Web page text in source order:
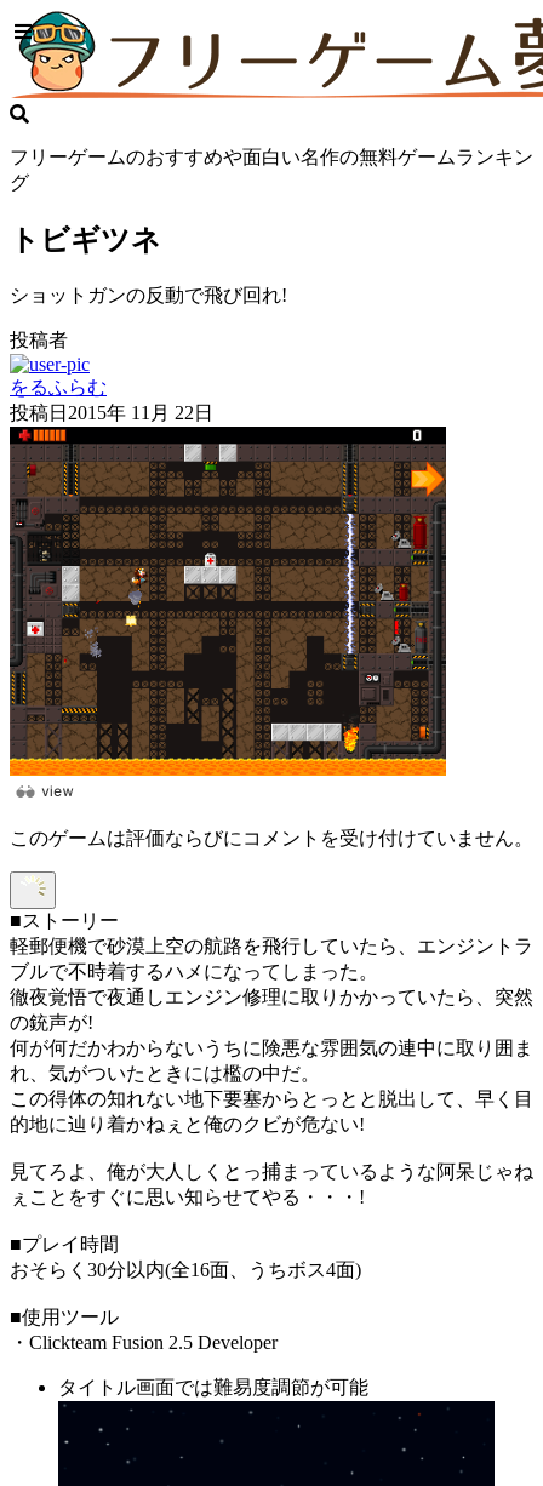
フリーゲームのおすすめや面白い名作の無料ゲームランキン
グ
トビギツネ
ショットガンの反動で飛び回れ!
投稿者
をるふらむ
投稿日 2015年 11月 22日
このゲームは評価ならびにコメントを受け付けていません。
■ストーリー
軽郵便機で砂漠上空の航路を飛行していたら、エンジントラ
ブルで不時着するハメになってしまった。
徹夜覚悟で夜通しエンジン修理に取りかかっていたら、突然
の銃声が!
何が何だかわからないうちに険悪な雰囲気の連中に取り囲ま
れ、気がついたときには檻の中だ。
この得体の知れない地下要塞からとっとと脱出して、早く目
的地に辿り着かねぇと俺のクビが危ない!
見てろよ、俺が大人しくとっ捕まっているような阿呆じゃね
ぇことをすぐに思い知らせてやる・・・!
■プレイ時間
おそらく30分以内(全16面、うちボス4面)
■使用ツール
・Clickteam Fusion 2.5 Developer
タイトル画面では難易度調節が可能